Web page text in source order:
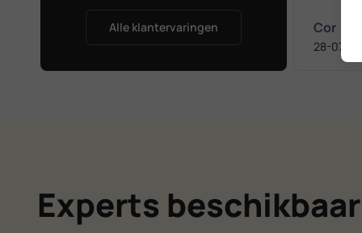
Alle klantervaringen
Cor
28-07-
Experts